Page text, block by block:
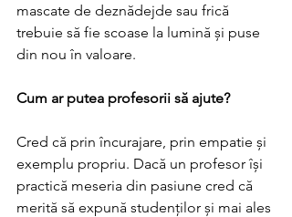
mascate de deznădejde sau frică
trebuie să fie scoase la lumină și puse
din nou în valoare.
Cum ar putea profesorii să ajute?
Cred că prin încurajare, prin empatie și
exemplu propriu. Dacă un profesor își
practică meseria din pasiune cred că
merită să expună studenților și mai ales